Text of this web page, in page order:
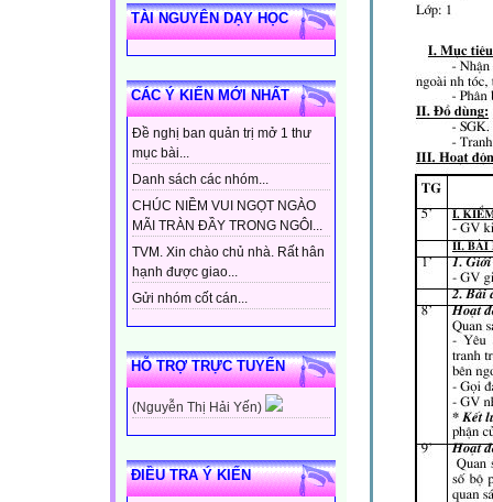
TÀI NGUYÊN DẠY HỌC
CÁC Ý KIẾN MỚI NHẤT
Đề nghị ban quản trị mở 1 thư
mục bài...
Danh sách các nhóm...
CHÚC NIỀM VUI NGỌT NGÀO
MÃI TRÀN ĐẦY TRONG NGÔI...
TVM. Xin chào chủ nhà. Rất hân
hạnh được giao...
Gửi nhóm cốt cán...
HỖ TRỢ TRỰC TUYẾN
(Nguyễn Thị Hải Yến)
ĐIỀU TRA Ý KIẾN